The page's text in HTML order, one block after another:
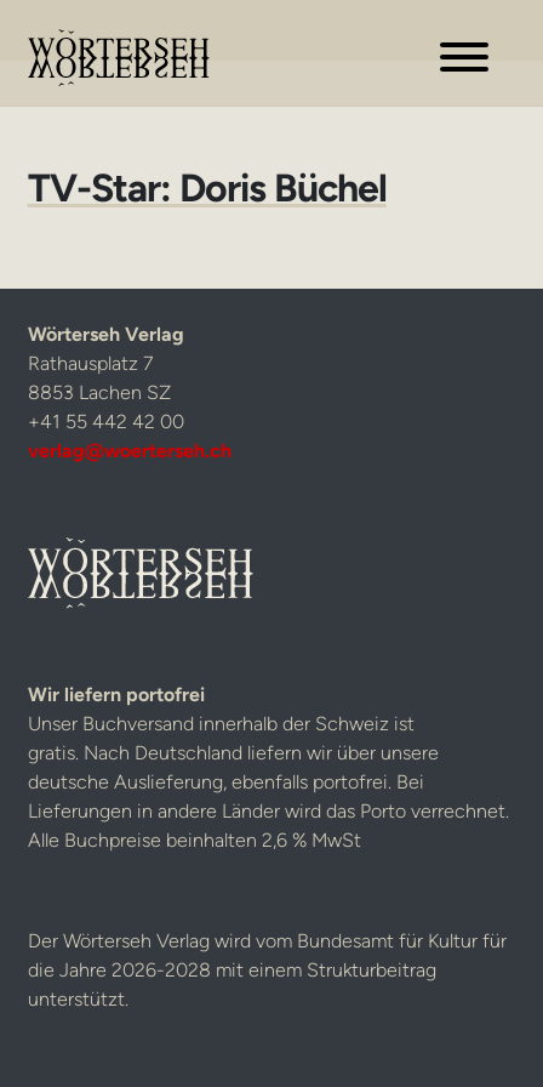
Zur
Navigation
Zum
Inhalt
TV-Star: Doris Büchel
Wörterseh Verlag
Rathausplatz 7
8853 Lachen SZ
+41 55 442 42 00
verlag@woerterseh.ch
Wir liefern portofrei
Unser Buchversand innerhalb der Schweiz ist
gratis. Nach Deutschland liefern wir über unsere
deutsche Auslieferung, ebenfalls portofrei. Bei
Lieferungen in andere Länder wird das Porto verrechnet.
Alle Buchpreise beinhalten 2,6 % MwSt
Der Wörterseh Verlag wird vom Bundesamt für Kultur für
die Jahre 2026-2028 mit einem Strukturbeitrag
unterstützt.